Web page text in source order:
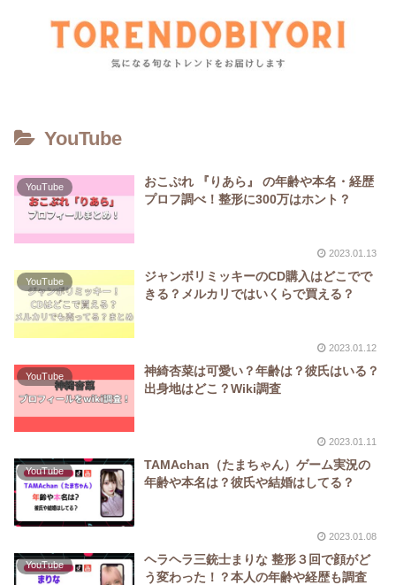
YouTube
YouTube
おこぷれ 『りあら』 の年齢や本名・経歴
プロフ調べ！整形に300万はホント？
2023.01.13
YouTube
ジャンボリミッキーのCD購入はどこでで
きる？メルカリではいくらで買える？
2023.01.12
YouTube
神綺杏菜は可愛い？年齢は？彼氏はいる？
出身地はどこ？Wiki調査
2023.01.11
YouTube
TAMAchan（たまちゃん）ゲーム実況の
年齢や本名は？彼氏や結婚はしてる？
2023.01.08
YouTube
ヘラヘラ三銃士まりな 整形３回で顔がど
う変わった！？本人の年齢や経歴も調査